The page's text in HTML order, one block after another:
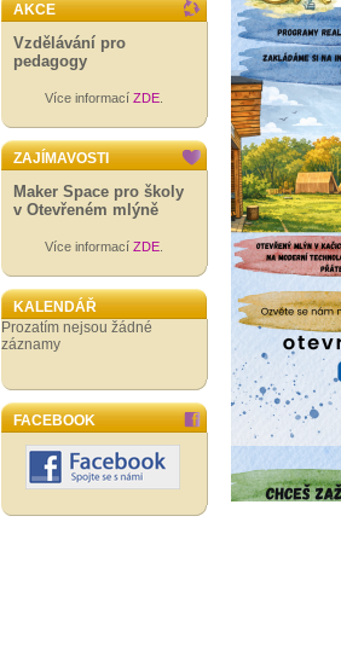
AKCE
Vzdělávání pro
pedagogy
Více informací ZDE
ZAJÍMAVOSTI
Maker Space pro školy
v Otevřeném mlýně
Více informací ZDE
KALENDÁŘ
Prozatím nejsou žádné
záznamy
FACEBOOK